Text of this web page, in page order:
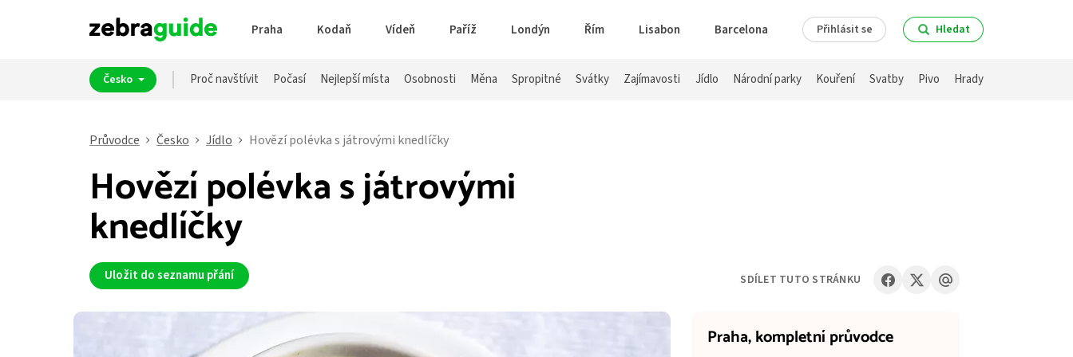
Praha Kodaň Vídeň Paříž Londýn Řím Lisabon Barcelona Přihlásit se Hledat
Česko Proč navštívit Počasí Nejlepší místa Osobnosti Měna Spropitné Svátky Zajímavosti Jídlo Národní parky Kouření Svatby Pivo Hrady
Průvodce Česko Jídlo Hovězí polévka s játrovými knedlíčky
Hovězí polévka s játrovými
knedlíčky
Uložit do seznamu přání
Praha,kompletní průvodce
SDÍLET TUTO STRÁNKU